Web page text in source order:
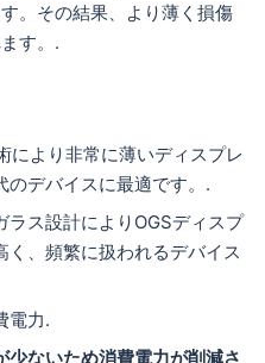
。その結果、より薄く損傷
す。.
により非常に薄いディスプレ
のデバイスに最適です。.
ラス設計によりOGSディスプ
く、頻繁に扱われるデバイス
電力.
少ないため消費電力が削減さ